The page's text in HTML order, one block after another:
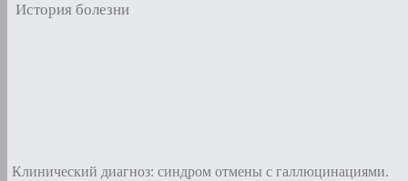
История болезни
Клинический диагноз: синдром отмены с галлюцинациями.